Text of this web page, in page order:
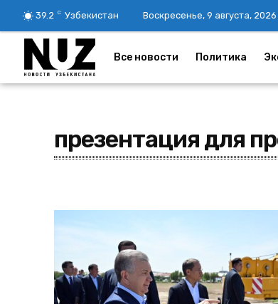
39.2 C Узбекистан Воскресенье, 9 августа, 2026
Все новости Политика
презентация для